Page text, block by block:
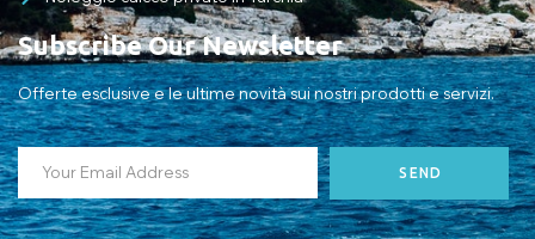
Subscribe Our Newsletter
Offerte esclusive e le ultime novità sui nostri prodotti e servizi.
SEND